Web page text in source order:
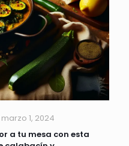
marzo 1, 2024
a tu mesa con esta